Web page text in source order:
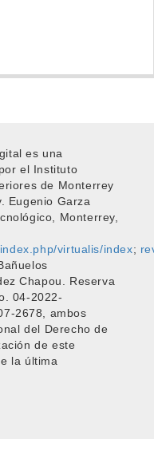
es una
el Instituto
de Monterrey
Eugenio Garza
Monterrey,
virtualis/index;
Chapou. Reserva
04-2022-
2678, ambos
del Derecho de
de este
la última